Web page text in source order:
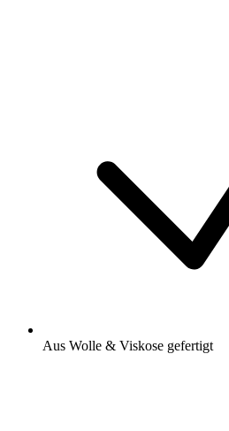
Aus Wolle & Viskose gefertigt